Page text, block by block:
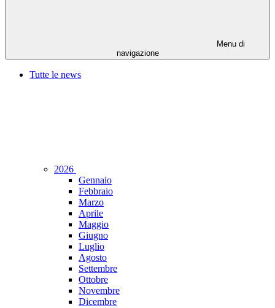
Menu di
navigazione
Tutte le news
2026
Gennaio
Febbraio
Marzo
Aprile
Maggio
Giugno
Luglio
Agosto
Settembre
Ottobre
Novembre
Dicembre